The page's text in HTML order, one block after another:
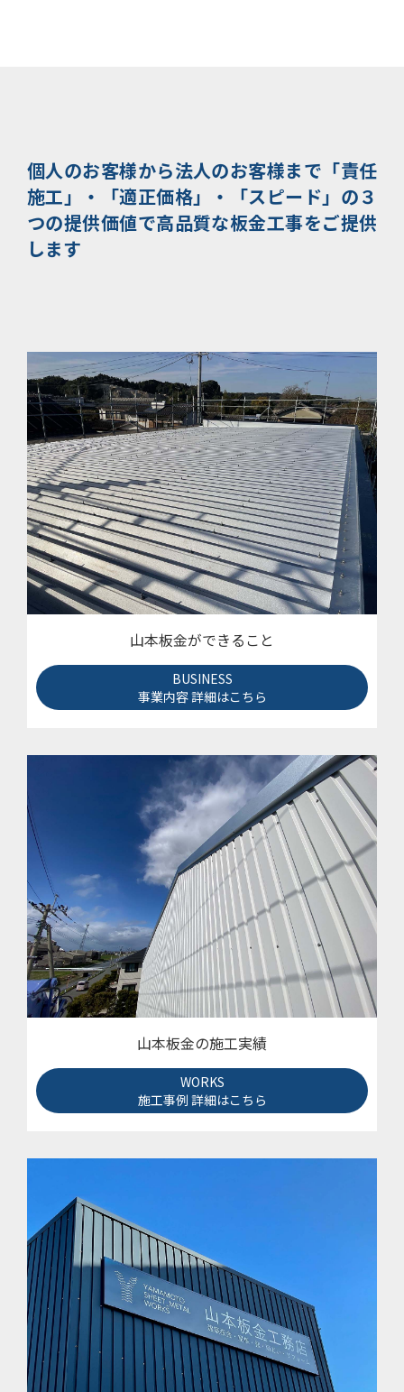
個人のお客様から法人のお客様まで 「責任
施工」・「適正価格」・「スピード」の３
つの提供価値で高品質な板金工事をご提供
します
山本板金ができること
BUSINESS
事業内容 詳細はこちら
山本板金の施工実績
WORKS
施工事例 詳細はこちら